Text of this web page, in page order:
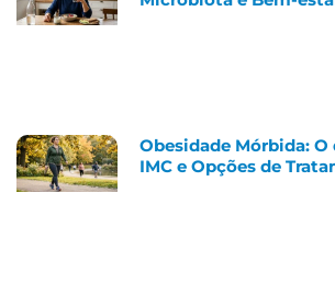
Obesidade Mórbida: O
IMC e Opções de